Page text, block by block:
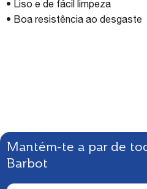
• Liso e de fácil limpeza
• Boa resistência ao desgaste
Mantém-te a par de
Barbot